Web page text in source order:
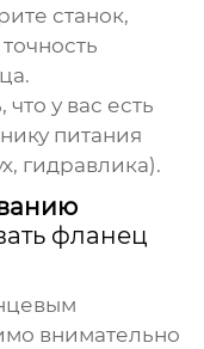
станок,
у вас есть
питания
гидравлика).
фланец
внимательно